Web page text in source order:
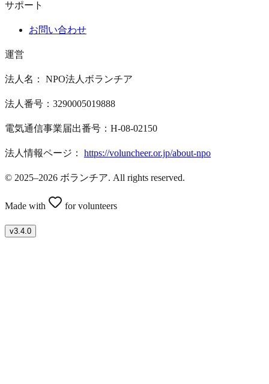
サポート
お問い合わせ
運営
法人名： NPO法人ボランチア
法人番号：3290005019888
電気通信事業届出番号：H-08-02150
法人情報ページ： https://voluncheer.or.jp/about-npo
© 2025–2026 ボランチア. All rights reserved.
Made with for volunteers
v3.4.0